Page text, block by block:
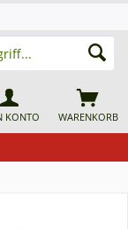
WARENKORB
KONTO